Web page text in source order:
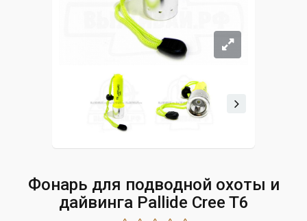
Фонарь для подводной охоты и
дайвинга Pallide Cree T6